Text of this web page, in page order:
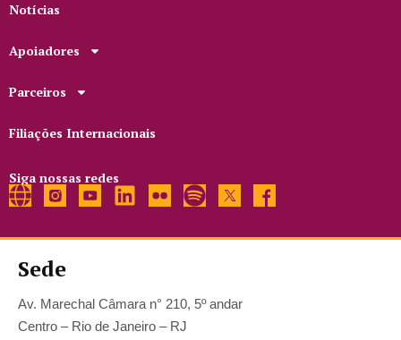
Notícias
Apoiadores
Parceiros
Filiações Internacionais
Siga nossas redes
Sede
Av. Marechal Câmara n° 210, 5º andar
Centro – Rio de Janeiro – RJ